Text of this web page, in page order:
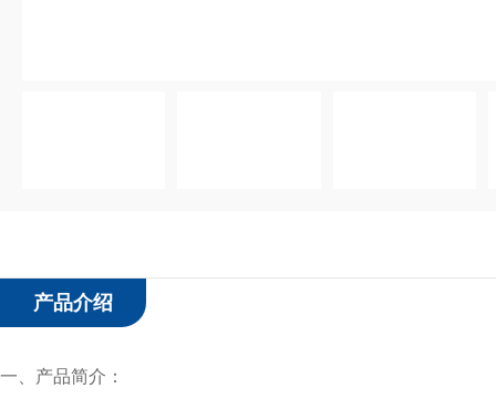
产品介绍
一、产品简介：